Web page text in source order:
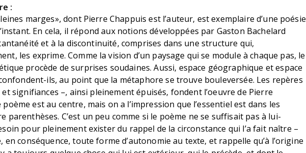
:
marges», dont Pierre Chappuis est l’auteur, est exemplaire d’une poésie
En cela, il répond aux notions développées par Gaston Bachelard
et à la discontinuité, comprises dans une structure qui,
les exprime. Comme la vision d’un paysage qui se module à chaque pas, le
procède de surprises soudaines. Aussi, espace géographique et espace
ils, au point que la métaphore se trouve bouleversée. Les repères
signifiances –, ainsi pleinement épuisés, fondent l’oeuvre de Pierre
poème est au centre, mais on a l’impression que l’essentiel est dans les
parenthèses. C’est un peu comme si le poème ne se suffisait pas à lui-
pour pleinement exister du rappel de la circonstance qui l’a fait naître –
en conséquence, toute forme d’autonomie au texte, et rappelle qu’à l’origine